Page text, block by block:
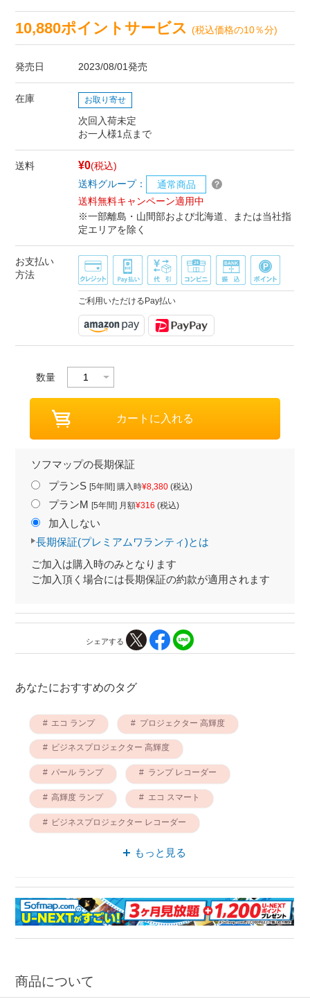
10,880ポイントサービス(税込価格の10％分)
発売日 2023/08/01発売
在庫 お取り寄せ
次回入荷未定
お一人様1点まで
送料 ¥0(税込)
送料グループ：
通常商品
送料無料キャンペーン適用中
※一部離島・山間部および北海道、または当社指
定エリアを除く
お支払い
方法
ご利用いただけるPay払い
数量
ソフマップの長期保証
プランS [5年間] 購入時¥8,380(税込)
プランM [5年間] 月額¥316 (税込)
加入しない
長期保証(プレミアムワランティ)とは
ご加入は購入時のみとなります
ご加入頂く場合には長期保証の約款が適用されます
シェアする
あなたにおすすめのタグ
エコ ランプ プロジェクター 高輝度
ビジネスプロジェクター 高輝度
パール ランプ ランプ レコーダー
高輝度 ランプ エコ スマート
ビジネスプロジェクター レコーダー
レコーダー 高輝度
もっと見る
商品について